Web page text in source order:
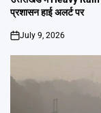
प्रशासन हाई अलर्ट पर
on
July 9, 2026